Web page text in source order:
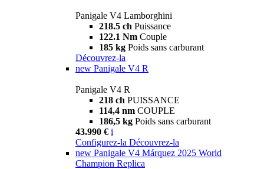
Panigale V4 Lamborghini
218.5 ch Puissance
122.1 Nm Couple
185 kg Poids sans carburant
Découvrez-la
new Panigale V4 R
Panigale V4 R
218 ch PUISSANCE
114,4 nm COUPLE
186,5 kg Poids sans carburant
43.990 € i
Configurez-la Découvrez-la
new Panigale V4 Márquez 2025 World
Champion Replica